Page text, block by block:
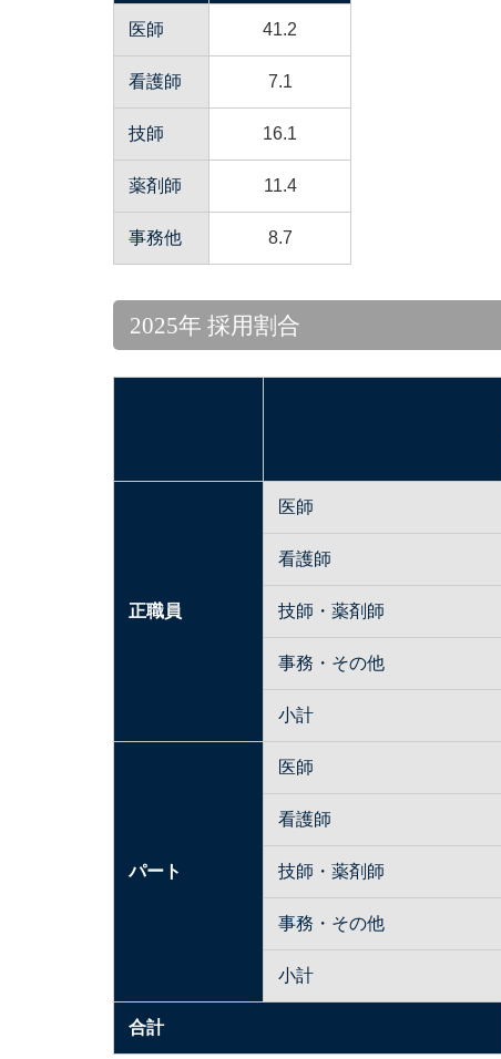
医師 41.2
看護師 7.1
技師 16.1
薬剤師 11.4
事務他 8.7
2025年 採用割合
正職員
医師
看護師
技師・薬剤師
事務・その他
小計
パート
医師
看護師
技師・薬剤師
事務・その他
小計
合計